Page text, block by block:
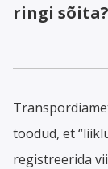
ringi sõita?
toodud, et
registreerida